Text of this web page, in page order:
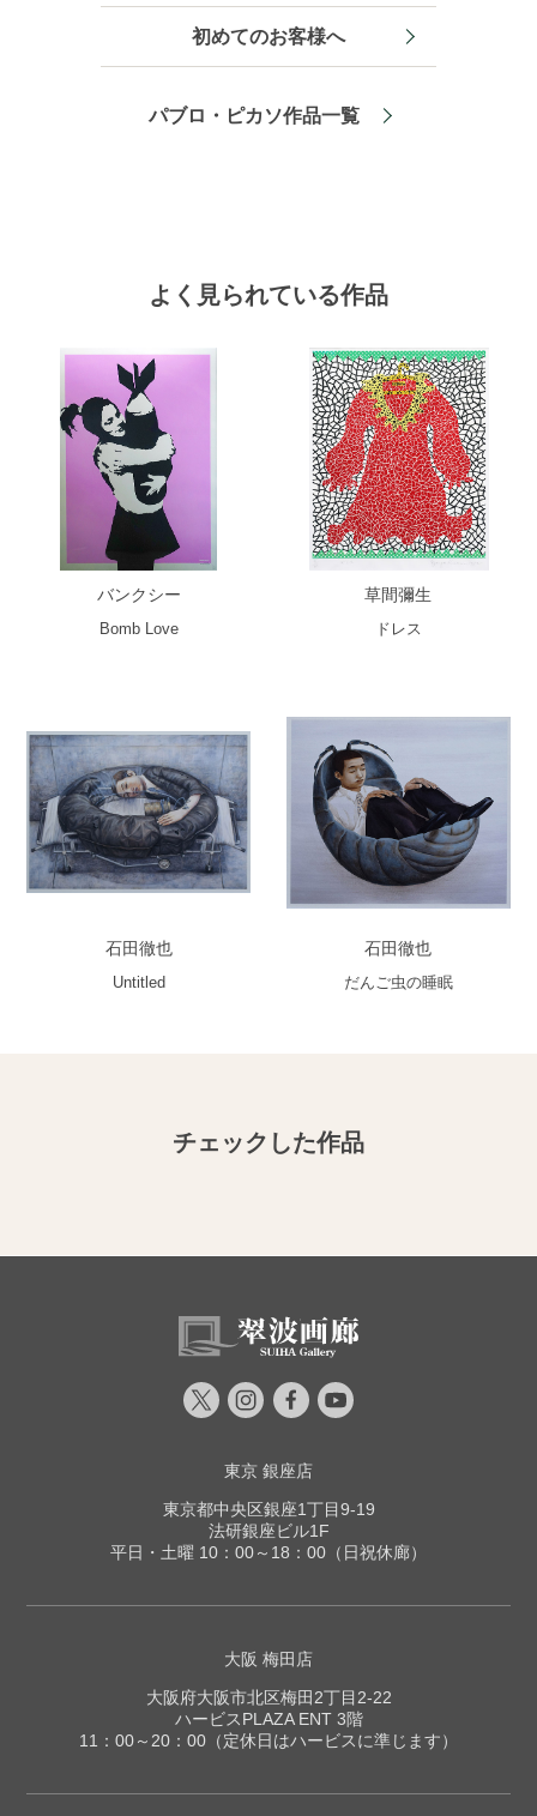
初めてのお客様へ
パブロ・ピカソ作品一覧
よく見られている作品
バンクシー
Bomb Love
草間彌生
ドレス
石田徹也
Untitled
石田徹也
だんご虫の睡眠
チェックした作品
東京 銀座店
東京都中央区銀座1丁目9-19
法研銀座ビル1F
平日・土曜 10：00～18：00（日祝休廊）
大阪 梅田店
大阪府大阪市北区梅田2丁目2-22
ハービスPLAZA ENT 3階
11：00～20：00（定休日はハービスに準じます）